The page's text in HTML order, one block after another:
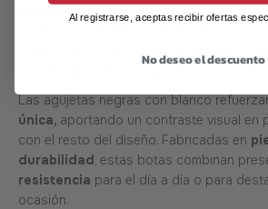
blanco y negro
rinden homenaje al
Las agujetas negras con blanco
única, aportando un contraste visual en
con el resto del diseño. Fabricadas en
durabilidad , estas botas combinan
resistencia para el día a día o para
ocasión.
Al registrarse, aceptas recibir ofertas
No deseo el descuento